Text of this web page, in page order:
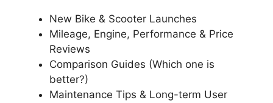
New Bike & Scooter Launches
Mileage, Engine, Performance & Price
Reviews
Comparison Guides (Which one is
better?)
Maintenance Tips & Long-term User